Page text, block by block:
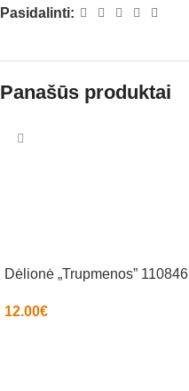
Pasidalinti:
Panašūs produktai
Dėlionė „Trupmenos” 110846
12.00€